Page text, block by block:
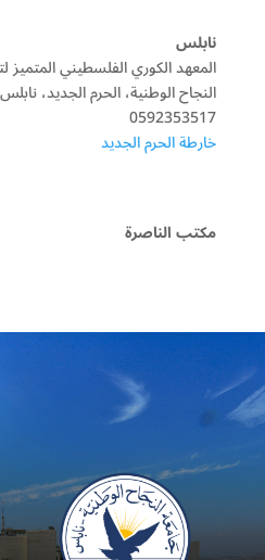
نابلس
المعهد الكوري الفلسطيني المتميز
النجاح الوطنية، الحرم الجديد، نابلس
0592353517
خارطة الحرم الجديد
مكتب الناصرة